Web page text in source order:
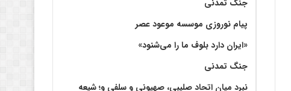
جنگ تمدنی
پیام نوروزی موسسه موعود عصر
«ایران دارد بلوف ما را می‌شنود»
جنگ تمدنی
نبرد میان اتحاد صلیبی، صهیونی و سلفی و؛ شیعه